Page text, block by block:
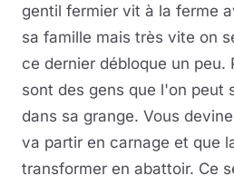
gentil fermier vit à la ferme
sa famille mais très vite on
ce dernier débloque un peu.
sont des gens que l'on peut
dans sa grange. Vous
va partir en carnage et que
transformer en abattoir. Ce